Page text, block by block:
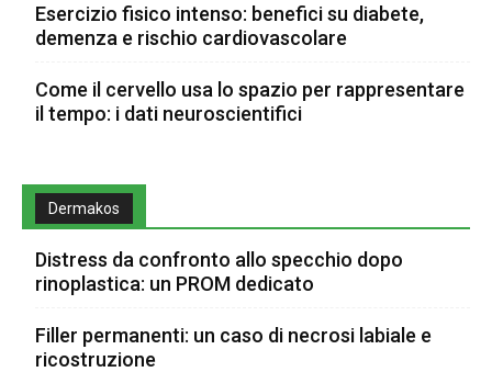
Esercizio fisico intenso: benefici su diabete,
demenza e rischio cardiovascolare
Come il cervello usa lo spazio per rappresentare
il tempo: i dati neuroscientifici
Dermakos
Distress da confronto allo specchio dopo
rinoplastica: un PROM dedicato
Filler permanenti: un caso di necrosi labiale e
ricostruzione